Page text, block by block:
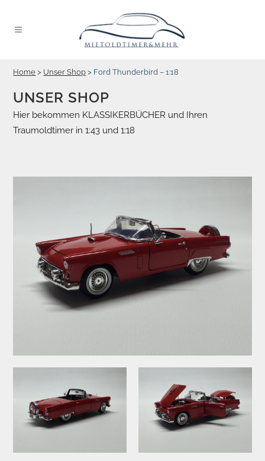
Home > Unser Shop > Ford Thunderbird – 1:18
UNSER SHOP
Hier bekommen KLASSIKERBÜCHER und Ihren
Traumoldtimer in 1:43 und 1:18